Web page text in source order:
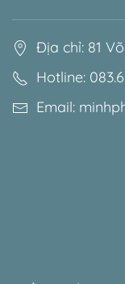
Địa chỉ: 81
Hotline:
Email: